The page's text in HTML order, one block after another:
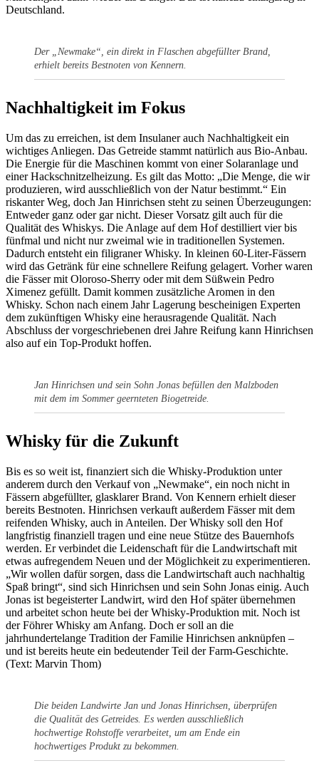
Deutschland.
Der „Newmake“, ein direkt in Flaschen abgefüllter Brand,
erhielt bereits Bestnoten von Kennern.
Nachhaltigkeit im Fokus
Um das zu erreichen, ist dem Insulaner auch Nachhaltigkeit ein
wichtiges Anliegen. Das Getreide stammt natürlich aus Bio-Anbau.
Die Energie für die Maschinen kommt von einer Solaranlage und
einer Hackschnitzelheizung. Es gilt das Motto: „Die Menge, die wir
produzieren, wird ausschließlich von der Natur bestimmt.“ Ein
riskanter Weg, doch Jan Hinrichsen steht zu seinen Überzeugungen:
Entweder ganz oder gar nicht. Dieser Vorsatz gilt auch für die
Qualität des Whiskys. Die Anlage auf dem Hof destilliert vier bis
fünfmal und nicht nur zweimal wie in traditionellen Systemen.
Dadurch entsteht ein filigraner Whisky. In kleinen 60-Liter-Fässern
wird das Getränk für eine schnellere Reifung gelagert. Vorher waren
die Fässer mit Oloroso-Sherry oder mit dem Süßwein Pedro
Ximenez gefüllt. Damit kommen zusätzliche Aromen in den
Whisky. Schon nach einem Jahr Lagerung bescheinigen Experten
dem zukünftigen Whisky eine herausragende Qualität. Nach
Abschluss der vorgeschriebenen drei Jahre Reifung kann Hinrichsen
also auf ein Top-Produkt hoffen.
Jan Hinrichsen und sein Sohn Jonas befüllen den Malzboden
mit dem im Sommer geernteten Biogetreide.
Whisky für die Zukunft
Bis es so weit ist, finanziert sich die Whisky-Produktion unter
anderem durch den Verkauf von „Newmake“, ein noch nicht in
Fässern abgefüllter, glasklarer Brand. Von Kennern erhielt dieser
bereits Bestnoten. Hinrichsen verkauft außerdem Fässer mit dem
reifenden Whisky, auch in Anteilen. Der Whisky soll den Hof
langfristig finanziell tragen und eine neue Stütze des Bauernhofs
werden. Er verbindet die Leidenschaft für die Landwirtschaft mit
etwas aufregendem Neuen und der Möglichkeit zu experimentieren.
„Wir wollen dafür sorgen, dass die Landwirtschaft auch nachhaltig
Spaß bringt“, sind sich Hinrichsen und sein Sohn Jonas einig. Auch
Jonas ist begeisterter Landwirt, wird den Hof später übernehmen
und arbeitet schon heute bei der Whisky-Produktion mit. Noch ist
der Föhrer Whisky am Anfang. Doch er soll an die
jahrhundertelange Tradition der Familie Hinrichsen anknüpfen –
und ist bereits heute ein bedeutender Teil der Farm-Geschichte.
(Text: Marvin Thom)
Die beiden Landwirte Jan und Jonas Hinrichsen, überprüfen
die Qualität des Getreides. Es werden ausschließlich
hochwertige Rohstoffe verarbeitet, um am Ende ein
hochwertiges Produkt zu bekommen.